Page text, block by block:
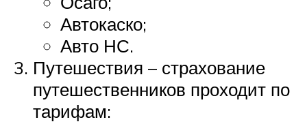
Автокаско;
Авто НС.
Путешествия – страхование
путешественников проходит по
тарифам: